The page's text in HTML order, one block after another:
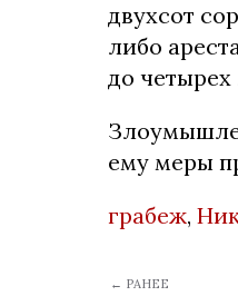
двухсот
либо
до четырех
ему меры
грабеж,
← РАНЕЕ